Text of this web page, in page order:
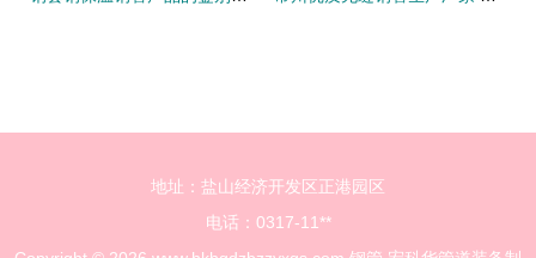
地址：盐山经济开发区正港园区
电话：0317-11**